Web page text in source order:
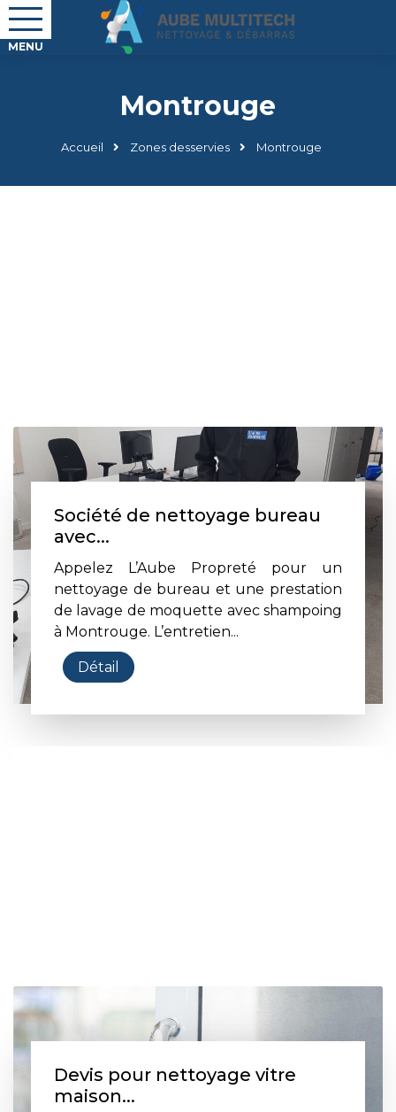
Montrouge
Accueil Zones desservies Montrouge
Société de nettoyage bureau
avec...
Appelez L’Aube Propreté pour un
nettoyage de bureau et une prestation
de lavage de moquette avec shampoing
à Montrouge. L’entretien...
Détail
Devis pour nettoyage vitre
maison...